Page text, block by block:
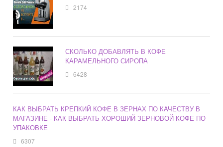
2174
СКОЛЬКО ДОБАВЛЯТЬ В КОФЕ
КАРАМЕЛЬНОГО СИРОПА
6428
КАК ВЫБРАТЬ КРЕПКИЙ КОФЕ В ЗЕРНАХ ПО КАЧЕСТВУ В
МАГАЗИНЕ - КАК ВЫБРАТЬ ХОРОШИЙ ЗЕРНОВОЙ КОФЕ ПО
УПАКОВКЕ
6307